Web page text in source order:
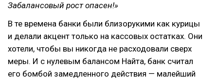
Забалансовый рост опасен!»
В те времена банки были близорукими как курицы
и делали акцент только на кассовых остатках. Они
хотели, чтобы вы никогда не расходовали сверх
меры. И с нулевым балансом Найта, банк считал
его бомбой замедленного действия — малейший